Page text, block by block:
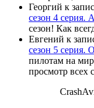
Георгий к
сезон 4 серия.
сезон! Как
Евгений к
сезон 5 серия.
пилотам на
просмотр всех